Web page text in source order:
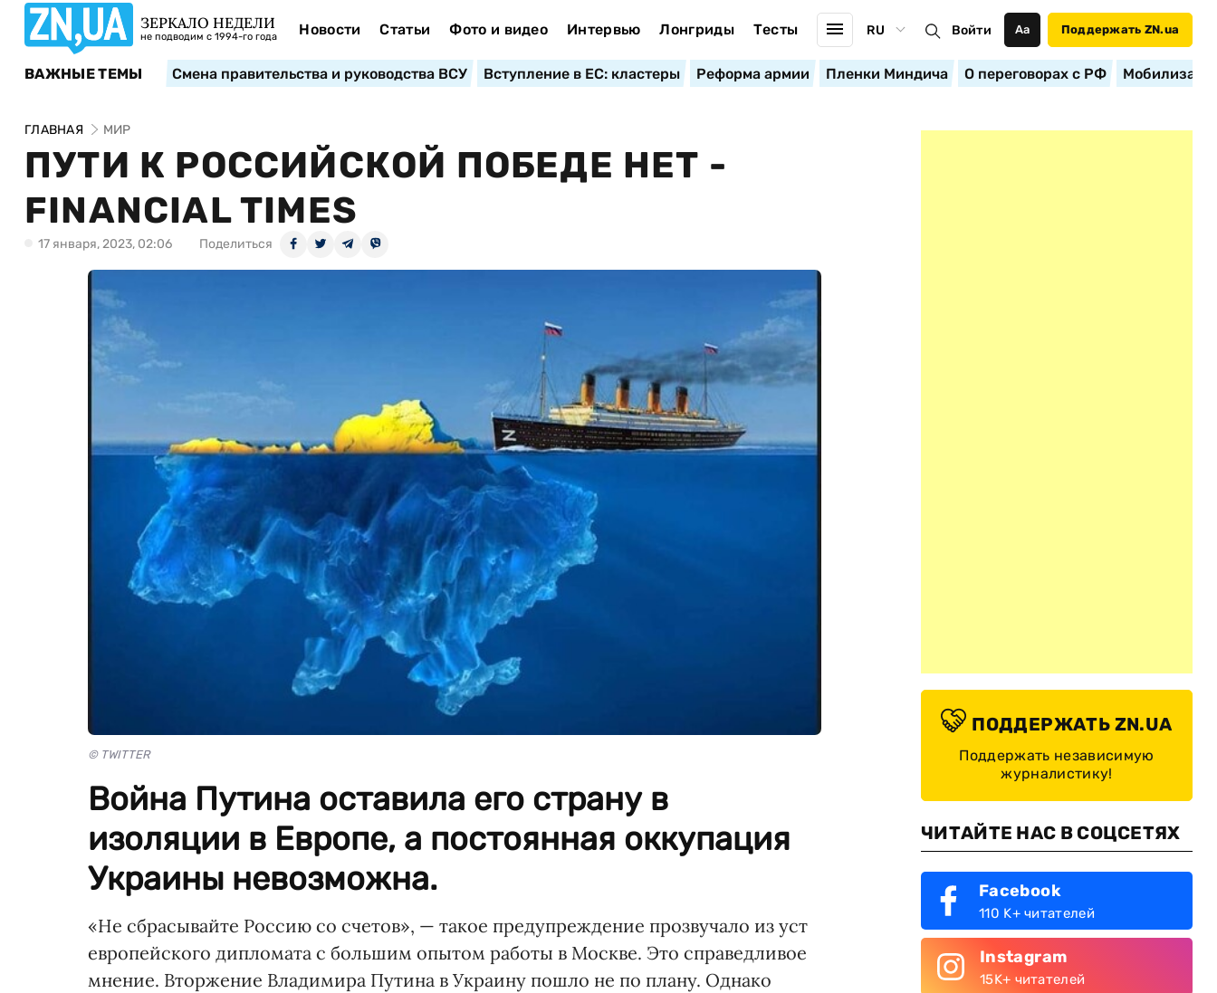
ЗЕРКАЛО НЕДЕЛИ
не подводим с 1994-го года Новости Статьи Фото и видео Интервью Лонгриды Тесты RU Войти Аа Поддержать ZN.ua
ВАЖНЫЕ ТЕМЫ Смена правительства и руководства ВСУ Вступление в ЕС: кластеры Реформа армии Пленки Миндича О переговорах с РФ
ГЛАВНАЯ МИР
ПУТИ К РОССИЙСКОЙ ПОБЕДЕ НЕТ -
FINANCIAL TIMES
17 января, 2023, 02:06 Поделиться
© TWITTER
Война Путина оставила его страну в
изоляции в Европе, а постоянная оккупация
Украины невозможна.
«Не сбрасывайте Россию со счетов», — такое предупреждение прозвучало из уст
европейского дипломата с большим опытом работы в Москве. Это справедливое
мнение. Вторжение Владимира Путина в Украину пошло не по плану. Однако
ПОДДЕРЖАТЬ ZN.UA
Поддержать независимую
журналистику!
ЧИТАЙТЕ НАС В СОЦСЕТЯХ
Facebook
110 K+ читателей
Instagram
15K+ читателей